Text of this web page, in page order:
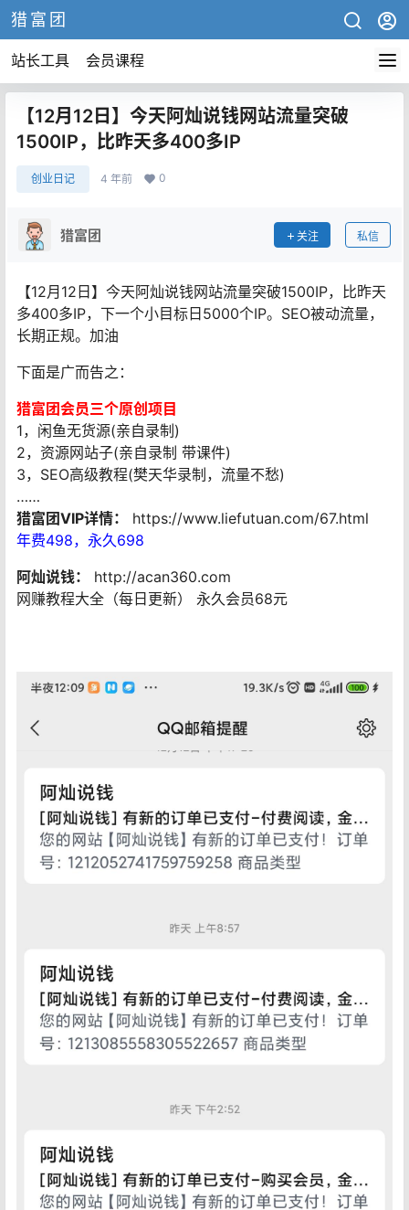
猎富团
站长工具 会员课程
【12月12日】今天阿灿说钱网站流量突破
1500IP，比昨天多400多IP
创业日记 4 年前 0
猎富团 关注 私信
【12月12日】今天阿灿说钱网站流量突破1500IP，比昨天
多400多IP，下一个小目标日5000个IP。SEO被动流量，
长期正规。加油
下面是广而告之：
猎富团会员三个原创项目
1，闲鱼无货源(亲自录制)
2，资源网站子(亲自录制 带课件)
3，SEO高级教程(樊天华录制，流量不愁)
……
猎富团VIP详情：
https://www.liefutuan.com/67.html
年费498，永久698
阿灿说钱：
http://acan360.com
网赚教程大全（每日更新） 永久会员68元